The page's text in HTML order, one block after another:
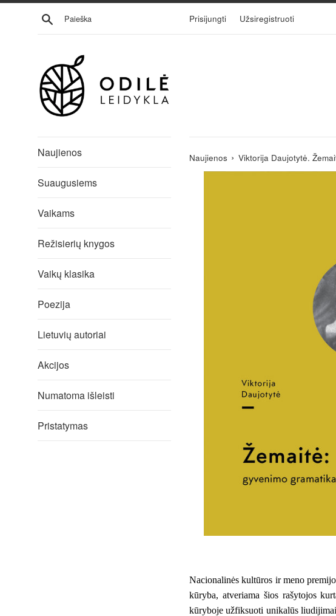
Eiti
Ieškoti Prisijungti Užsiregistruoti
Naujienos
Suaugusiems
Vaikams
Režisierių knygos
Vaikų klasika
Poezija
Lietuvių autoriai
Akcijos
Numatoma išleisti
Pristatymas
Naujienos › Viktorija Daujotytė.
Nacionalinės kultūros ir meno
kūryba, atveriama šios rašytojos
kūryboje užfiksuoti unikalūs